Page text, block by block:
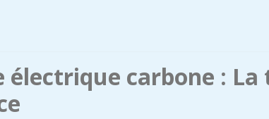
électrique carbone :